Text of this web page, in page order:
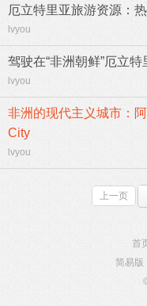
厄立特里亚旅游资源：
lvyou
驾驶在“非洲朝鲜”厄立
lvyou
非洲的现代主义城市：
City
lvyou
上一页
首
简易版